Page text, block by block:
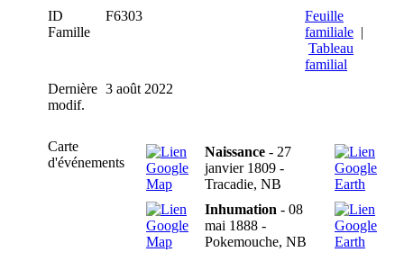
ID
Famille
F6303
Feuille
familiale |
Tableau
familial
Dernière
modif.
3 août 2022
Carte
d'événements
Naissance - 27
janvier 1809 -
Tracadie, NB
Inhumation - 08
mai 1888 -
Pokemouche, NB